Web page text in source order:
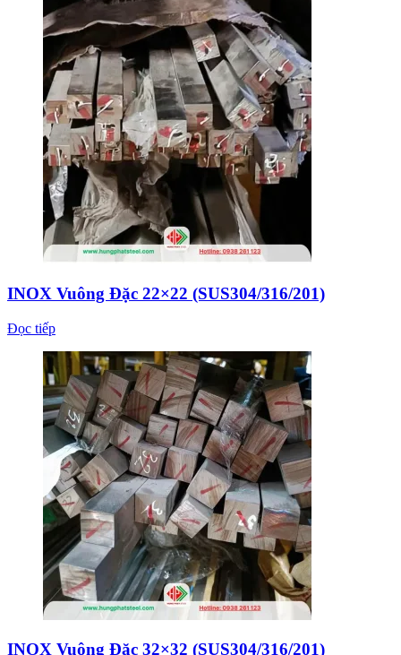
INOX Vuông Đặc 22×22 (SUS304/316/201)
Đọc tiếp
INOX Vuông Đặc 32×32 (SUS304/316/201)